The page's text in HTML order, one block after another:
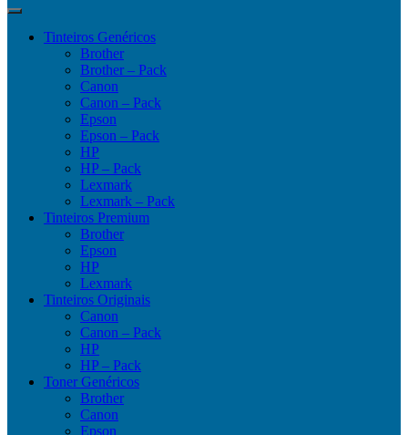
Tinteiros Genéricos
Brother
Brother – Pack
Canon
Canon – Pack
Epson
Epson – Pack
HP
HP – Pack
Lexmark
Lexmark – Pack
Tinteiros Premium
Brother
Epson
HP
Lexmark
Tinteiros Originais
Canon
Canon – Pack
HP
HP – Pack
Toner Genéricos
Brother
Canon
Epson